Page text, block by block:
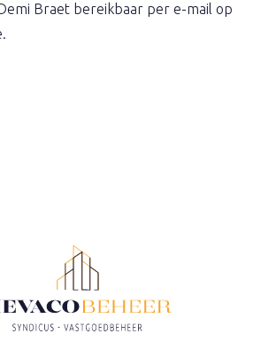
Braet bereikbaar per e-mail op